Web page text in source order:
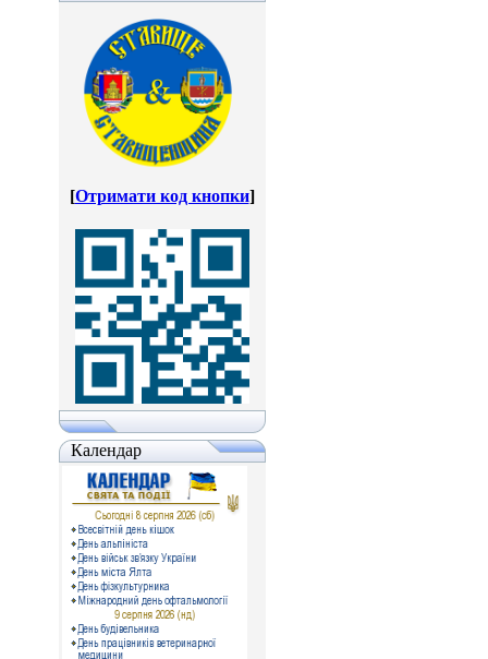
[Отримати код кнопки]
Календар